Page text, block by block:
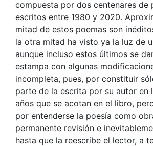
compuesta por dos centenares de
escritos entre 1980 y 2020.
mitad de estos poemas son
la otra mitad ha visto ya la luz de
aunque incluso estos últimos se
estampa con algunas
incompleta, pues, por constituir
parte de la escrita por su autor en
años que se acotan en el libro,
por entenderse la poesía como
permanente revisión e
hasta que la reescribe el lector, a